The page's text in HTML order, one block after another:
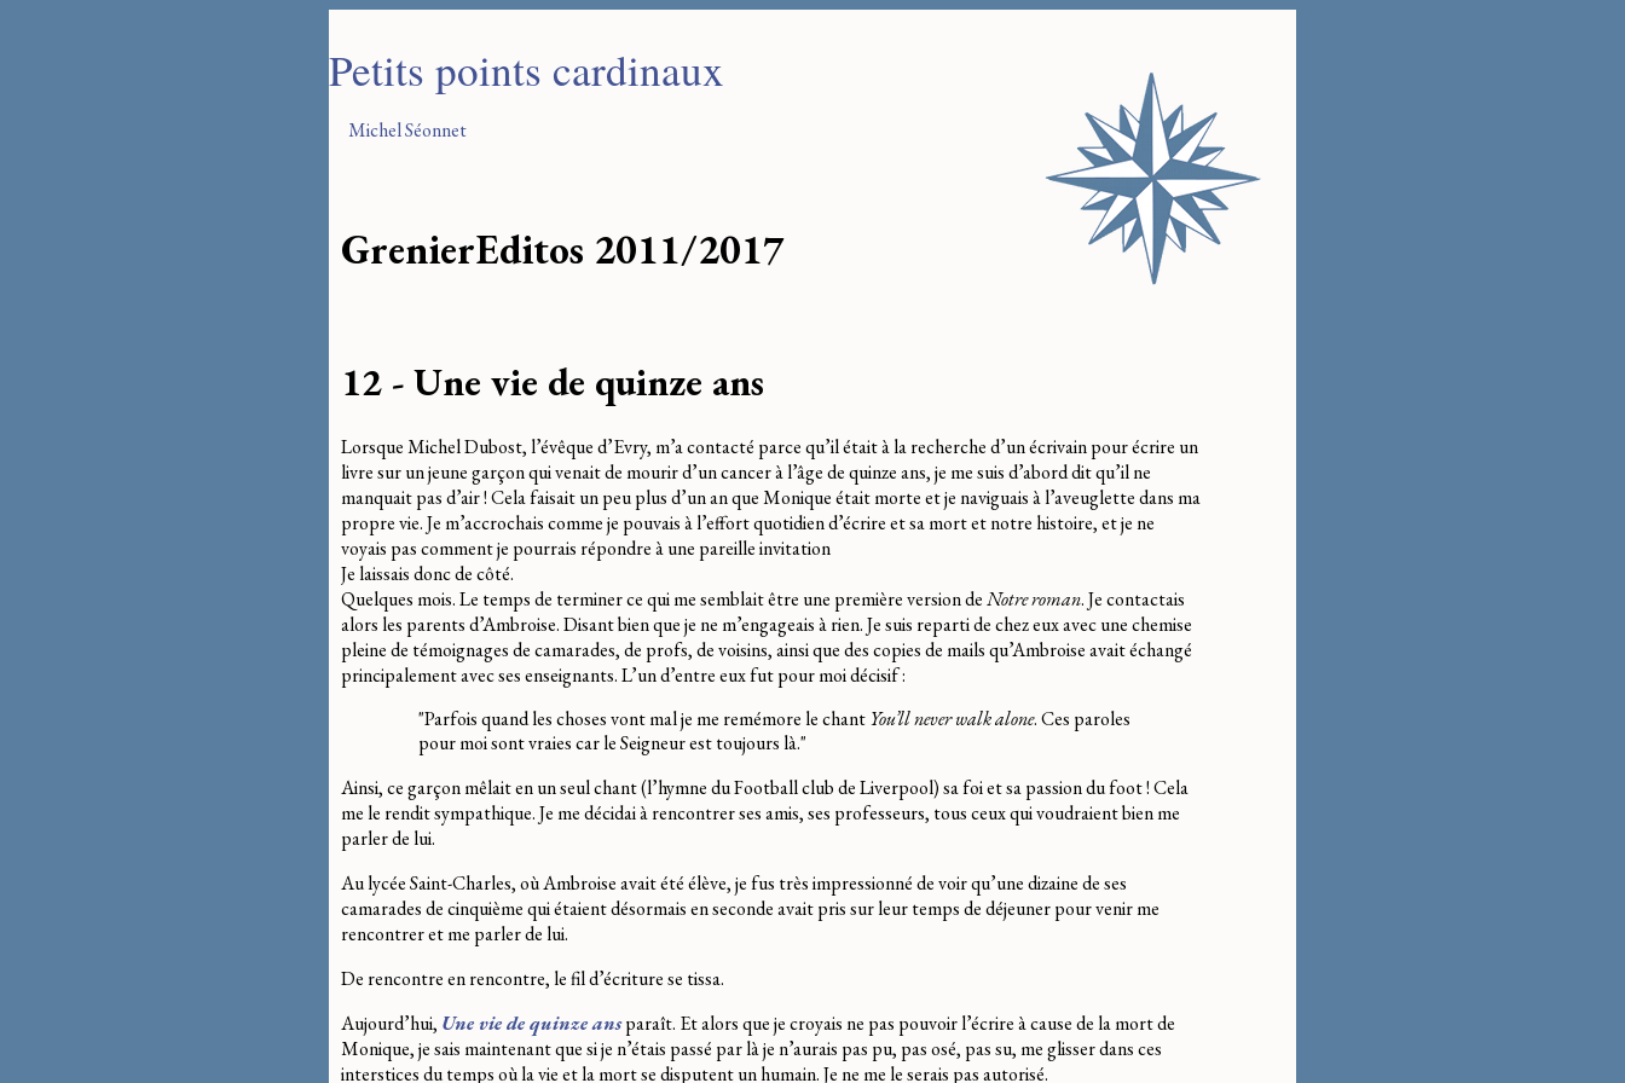
Petits points cardinaux
Michel Séonnet
GrenierEditos 2011/2017
12 - Une vie de quinze ans
Lorsque Michel Dubost, l’évêque d’Evry, m’a contacté parce qu’il était à la recherche d’un écrivain pour écrire un
livre sur un jeune garçon qui venait de mourir d’un cancer à l’âge de quinze ans, je me suis d’abord dit qu’il ne
manquait pas d’air ! Cela faisait un peu plus d’un an que Monique était morte et je naviguais à l’aveuglette dans ma
propre vie. Je m’accrochais comme je pouvais à l’effort quotidien d’écrire et sa mort et notre histoire, et je ne
voyais pas comment je pourrais répondre à une pareille invitation
Je laissais donc de côté.
Quelques mois. Le temps de terminer ce qui me semblait être une première version deNotre roman. Je contactais
alors les parents d’Ambroise. Disant bien que je ne m’engageais à rien. Je suis reparti de chez eux avec une chemise
pleine de témoignages de camarades, de profs, de voisins, ainsi que des copies de mails qu’Ambroise avait échangé
principalement avec ses enseignants. L’un d’entre eux fut pour moi décisif :
"Parfois quand les choses vont mal je me remémore le chantYou’ll never walk alone. Ces paroles
pour moi sont vraies car le Seigneur est toujours là."
Ainsi, ce garçon mêlait en un seul chant (l’hymne du Football club de Liverpool) sa foi et sa passion du foot ! Cela
me le rendit sympathique. Je me décidai à rencontrer ses amis, ses professeurs, tous ceux qui voudraient bien me
parler de lui.
Au lycée Saint-Charles, où Ambroise avait été élève, je fus très impressionné de voir qu’une dizaine de ses
camarades de cinquième qui étaient désormais en seconde avait pris sur leur temps de déjeuner pour venir me
rencontrer et me parler de lui.
De rencontre en rencontre, le fil d’écriture se tissa.
Aujourd’hui, Une vie de quinze ansparaît. Et alors que je croyais ne pas pouvoir l’écrire à cause de la mort de
Monique, je sais maintenant que si je n’étais passé par là je n’aurais pas pu, pas osé, pas su, me glisser dans ces
interstices du temps où la vie et la mort se disputent un humain. Je ne me le serais pas autorisé.